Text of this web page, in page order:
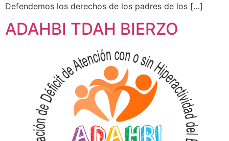
Defendemos los derechos de los padres de los […]
ADAHBI TDAH BIERZO